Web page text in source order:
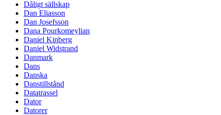
Dåligt sällskap
Dan Eliasson
Dan Josefsson
Dana Pourkomeylian
Daniel Kinberg
Daniel Widstrand
Danmark
Dans
Danska
Danstillstånd
Datatrassel
Dator
Datorer